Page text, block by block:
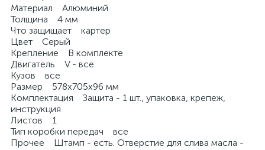
Материал Алюминий
Толщина 4 мм
Что защищает картер
Цвет Серый
Крепление В комплекте
Двигатель V - все
Кузов все
Размер 578х705х96 мм
Комплектация Защита - 1 шт., упаковка, крепеж,
инструкция
Листов 1
Тип коробки передач все
Прочее Штамп - есть. Отверстие для слива масла -